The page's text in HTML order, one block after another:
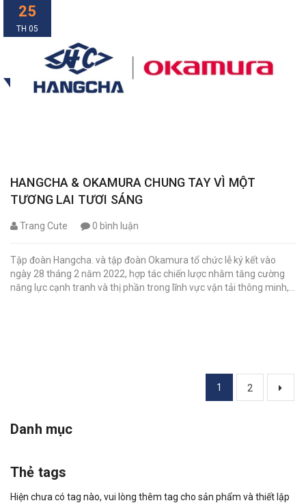
25
TH 05
HANGCHA & OKAMURA CHUNG TAY VÌ MỘT
TƯƠNG LAI TƯƠI SÁNG
Trang Cute 0 bình luận
Tập đoàn Hangcha. và tập đoàn Okamura tổ chức lễ ký kết vào
ngày 28 tháng 2 năm 2022, hợp tác chiến lược nhằm tăng cường
năng lực cạnh tranh và thị phần trong lĩnh vực vận tải thông minh,...
1 2
Danh mục
Thẻ tags
Hiện chưa có tag nào, vui lòng thêm tag cho sản phẩm và thiết lập